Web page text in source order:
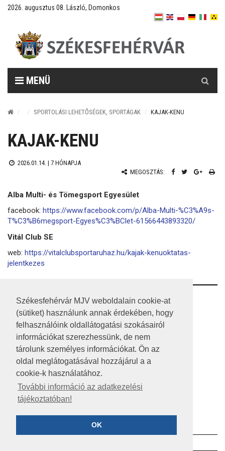
Székesfehérvár MJV weboldalain cookie-at
(sütiket) használunk annak érdekében, hogy
felhasználóink oldallátogatási szokásairól
információkat szerezhessünk, de nem
tárolunk személyes információkat. Ön az
oldal meglátogatásával hozzájárul a a
cookie-k használatához.
További információ az adatkezelési
tájékoztatóban!
OK
2026. augusztus 08. László, Domonkos
MENÜ
SPORTOLÁSI LEHETŐSÉGEK, SPORTÁGAK KAJAK-KENU
KAJAK-KENU
2026.01.14. | 7 HÓNAPJA
MEGOSZTÁS:
Alba Multi- és Tömegsport Egyesület
facebook: https://www.facebook.com/p/Alba-Multi-%C3%A9s-
T%C3%B6megsport-Egyes%C3%BClet-61566443893320/
Vitál Club SE
web: https://vitalclubsportaruhaz.hu/kajak-kenuoktatas-
jelentkezes
RSS
A HONLAP 2017.03.31-I ÁLLAPOTA
JOGI NYILATKOZAT
IMPRESSZUM
KÖZÉRDEKŰ ADATOK